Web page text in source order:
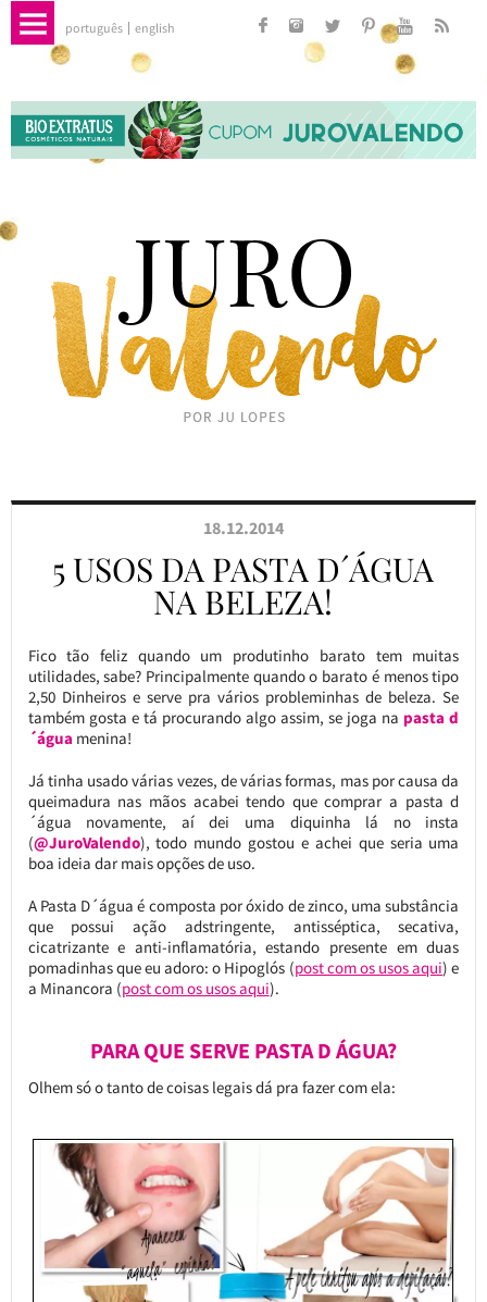
português english
18.12.2014
5 USOS DA PASTA D´ÁGUA
NA BELEZA!
Fico tão feliz quando um produtinho barato tem muitas
utilidades, sabe? Principalmente quando o barato é menos tipo
2,50 Dinheiros e serve pra vários probleminhas de beleza. Se
também gosta e tá procurando algo assim, se joga na pasta d
´água menina!
Já tinha usado várias vezes, de várias formas, mas por causa da
queimadura nas mãos acabei tendo que comprar a pasta d
´água novamente, aí dei uma diquinha lá no insta
(@JuroValendo), todo mundo gostou e achei que seria uma
boa ideia dar mais opções de uso.
A Pasta D´água é composta por óxido de zinco, uma substância
que possui ação adstringente, antisséptica, secativa,
cicatrizante e anti-inflamatória, estando presente em duas
pomadinhas que eu adoro: o Hipoglós (post com os usos aqui) e
a Minancora (post com os usos aqui).
PARA QUE SERVE PASTA D ÁGUA?
Olhem só o tanto de coisas legais dá pra fazer com ela: